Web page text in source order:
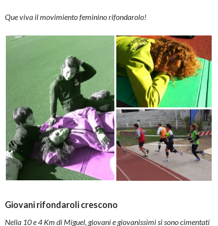
Que viva il movimiento feminino rifondarolo!
Giovani rifondaroli crescono
Nella 10 e 4 Km di Miguel, giovani e giovanissimi si sono cimentati